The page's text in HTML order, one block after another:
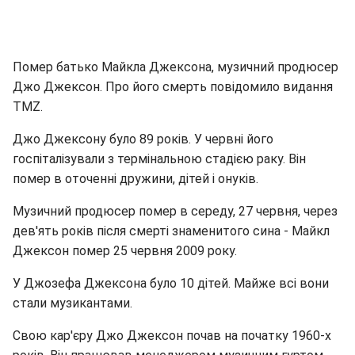
Помер батько Майкла Джексона, музичний продюсер
Джо Джексон. Про його смерть повідомило видання
TMZ.
Джо Джексону було 89 років. У червні його
госпіталізували з термінальною стадією раку. Він
помер в оточенні дружини, дітей і онуків.
Музичний продюсер помер в середу, 27 червня, через
дев'ять років після смерті знаменитого сина - Майкл
Джексон помер 25 червня 2009 року.
У Джозефа Джексона було 10 дітей. Майже всі вони
стали музикантами.
Свою кар'єру Джо Джексон почав на початку 1960-х